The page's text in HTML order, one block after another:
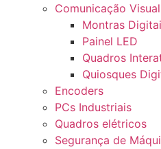
Comunicação
Montras
Painel LED
Quadros
Quiosques
Encoders
PCs Industriais
Quadros elétricos
Segurança de